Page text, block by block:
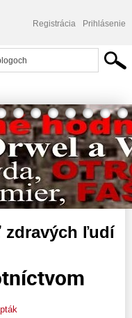
Registrácia Prihlásenie
ľudí